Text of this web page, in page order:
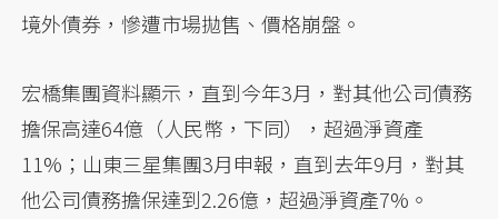
境外債券，慘遭市場拋售、價格崩盤。
宏橋集團資料顯示，直到今年3月，對其他公司債務
擔保高達64億（人民幣，下同），超過淨資產
11%；山東三星集團3月申報，直到去年9月，對其
他公司債務擔保達到2.26億，超過淨資產7%。